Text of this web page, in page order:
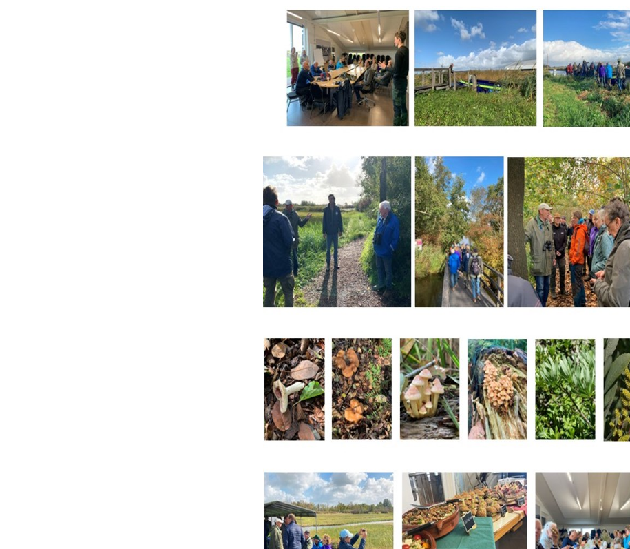
Om deze pagina op te slaan moet je
ingelogd zijn.
Wil je nu inloggen?
Ja Nee
Om gereedschap te kunnen lenen
moet je ingelogd zijn.
Wil je nu inloggen?
Ja Nee
Om gereedschap te kunnen lenen
moet je eerst een datum kiezen
Wil je nu een datum kiezen?
Ja Nee